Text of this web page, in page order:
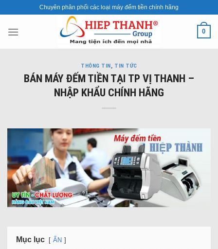
content
Chuyên phân phối các loại máy đếm tiền chính hãng
0
THÔNG TIN, TIN TỨC
BÁN MÁY ĐẾM TIỀN TẠI TP VỊ THANH –
NHẬP KHẨU CHÍNH HÃNG
Mục lục ẨN